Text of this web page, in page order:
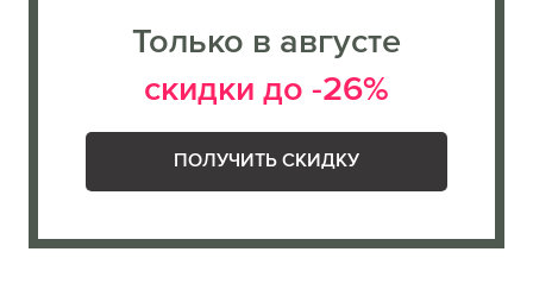
Только в августе
скидки до -26%
ПОЛУЧИТЬ СКИДКУ